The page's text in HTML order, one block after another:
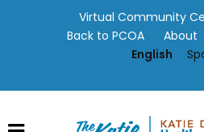
Virtual Community
Back to PCOA
About
English